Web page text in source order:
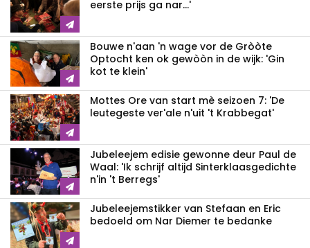
eerste prijs ga nar...'
Bouwe n'aan 'n wage vor de Gròòte
Optocht ken ok gewòòn in de wijk: 'Gin
kot te klein'
Mottes Ore van start mè seizoen 7: 'De
leutegeste ver'ale n'uit 't Krabbegat'
Jubeleejem edisie gewonne deur Paul de
Waal: 'Ik schrijf altijd Sinterklaasgedichte
n'in 't Berregs'
Jubeleejemstikker van Stefaan en Eric
bedoeld om Nar Diemer te bedanke